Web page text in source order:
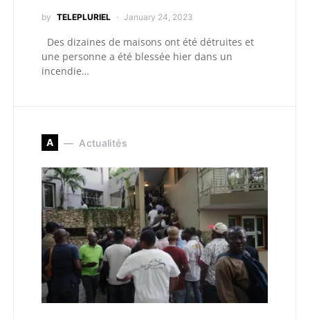
by TELEPLURIEL January 24, 2023
Des dizaines de maisons ont été détruites et
une personne a été blessée hier dans un
incendie…
A Actualités